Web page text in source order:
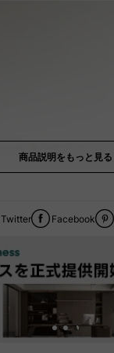
商品説明をもっと見る
Facebook
Twitter